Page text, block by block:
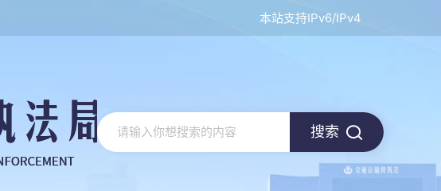
本站支持IPv6/IPv4
搜索